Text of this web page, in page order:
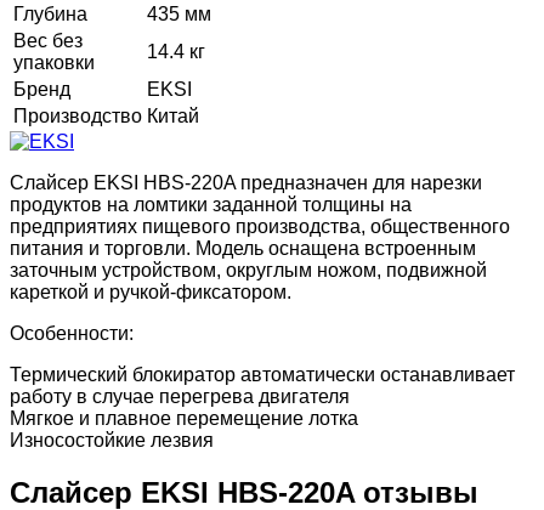
Глубина
435 мм
Вес без
упаковки
14.4 кг
Бренд
EKSI
Производство Китай
Слайсер EKSI HBS-220A предназначен для нарезки
продуктов на ломтики заданной толщины на
предприятиях пищевого производства, общественного
питания и торговли. Модель оснащена встроенным
заточным устройством, округлым ножом, подвижной
кареткой и ручкой-фиксатором.
Особенности:
Термический блокиратор автоматически останавливает
работу в случае перегрева двигателя
Мягкое и плавное перемещение лотка
Износостойкие лезвия
Слайсер EKSI HBS-220A​ отзывы